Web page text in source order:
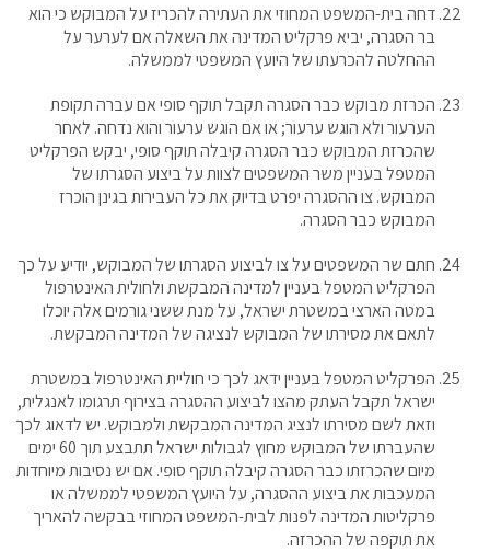
דחה בית-המשפט המחוזי את העתירה להכריז על המבוקש כי הוא
בר הסגרה, יביא פרקליט המדינה את השאלה אם לערער על
ההחלטה להכרעתו של היועץ המשפטי לממשלה.
הכרזת מבוקש כבר הסגרה תקבל תוקף סופי אם עברה תקופת
הערעור ולא הוגש ערעור; או אם הוגש ערעור והוא נדחה. לאחר
שהכרזת המבוקש כבר הסגרה קיבלה תוקף סופי, יבקש הפרקליט
המטפל בעניין משר המשפטים לצוות על ביצוע הסגרתו של
המבוקש. צו ההסגרה יפרט בדיוק את כל העבירות בגינן הוכרז
המבוקש כבר הסגרה.
חתם שר המשפטים על צו לביצוע הסגרתו של המבוקש, יודיע על כך
הפרקליט המטפל בעניין למדינה המבקשת ולחולית האינטרפול
במטה הארצי במשטרת ישראל, על מנת ששני גורמים אלה יוכלו
לתאם את מסירתו של המבוקש לנציגה של המדינה המבקשת.
הפרקליט המטפל בעניין ידאג לכך כי חוליית האינטרפול במשטרת
ישראל תקבל העתק מהצו לביצוע ההסגרה בצירוף תרגומו לאנגלית,
וזאת לשם מסירתו לנציג המדינה המבקשת ולמבוקש. יש לדאוג לכך
שהעברתו של המבוקש מחוץ לגבולות ישראל תתבצע תוך 60 ימים
מיום שהכרזתו כבר הסגרה קיבלה תוקף סופי. אם יש נסיבות מיוחדות
המעכבות את ביצוע ההסגרה, על היועץ המשפטי לממשלה או
פרקליטות המדינה לפנות לבית-המשפט המחוזי בבקשה להאריך
את תוקפה של ההכרזה.